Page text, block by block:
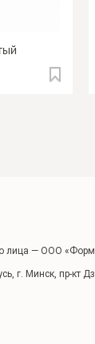
лица — ООО
г. Минск, пр-кт